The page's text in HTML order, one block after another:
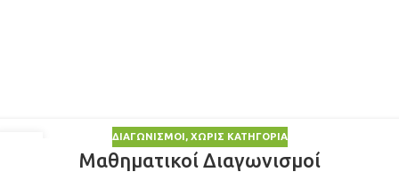
ΔΙΑΓΩΝΙΣΜΟΊ , ΧΩΡΊΣ ΚΑΤΗΓΟΡΊΑ
Μαθηματικοί Διαγωνισμοί